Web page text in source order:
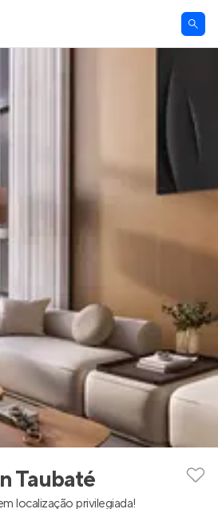
Taubaté
localização privilegiada!